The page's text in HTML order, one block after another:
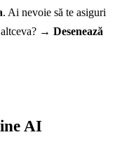
. Ai nevoie să te asiguri
altceva? → Desenează
AI